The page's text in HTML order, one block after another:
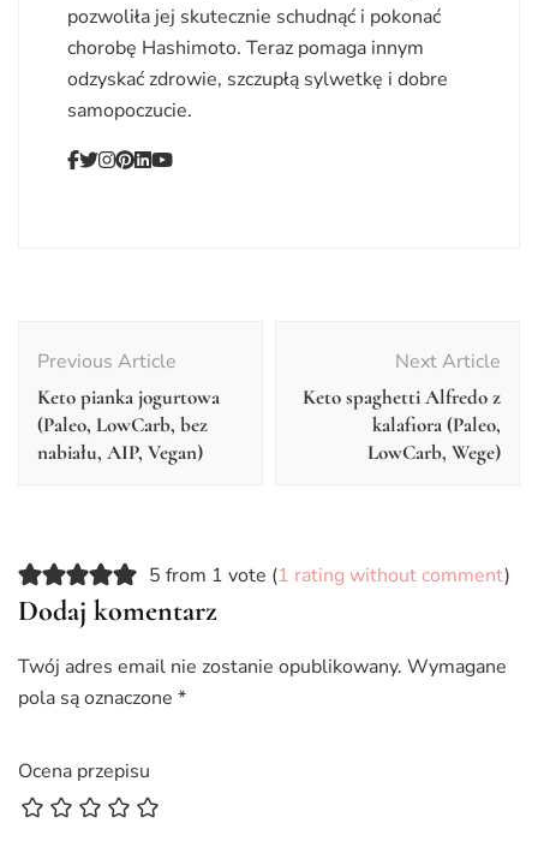
pozwoliła jej skutecznie schudnąć i pokonać
chorobę Hashimoto. Teraz pomaga innym
odzyskać zdrowie, szczupłą sylwetkę i dobre
samopoczucie.
Navigation
Previous Article
Keto pianka jogurtowa
(Paleo, LowCarb, bez
nabiału, AIP, Vegan)
Next Article
Keto spaghetti Alfredo z
kalafiora (Paleo,
LowCarb, Wege)
5 from 1 vote (1 rating without comment)
Dodaj komentarz
Twój adres email nie zostanie opublikowany. Wymagane
pola są oznaczone *
Ocena przepisu